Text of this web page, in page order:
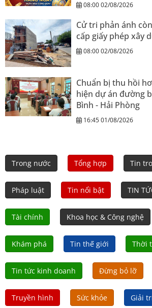
08:00 02/08/2026
Cử tri phản ánh
cấp giấy phép xây
08:00 02/08/2026
Chuẩn bị thu hồi
hiện dự án đường
Bình - Hải Phòng
16:45 01/08/2026
Trong nước Tổng hợp Tin
Pháp luật Tin nổi bật TIN
Tài chính Khoa học & Công nghệ
Khám phá Tin thế giới Thời
Tin tức kinh doanh Đừng bỏ lỡ
Truyền hình Sức khỏe Giải